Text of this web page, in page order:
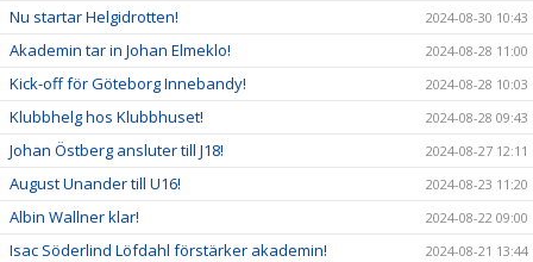
Nu startar Helgidrotten! 2024-08-30 10:43
Akademin tar in Johan Elmeklo! 2024-08-28 11:00
Kick-off för Göteborg Innebandy! 2024-08-28 10:03
Klubbhelg hos Klubbhuset! 2024-08-28 09:43
Johan Östberg ansluter till J18! 2024-08-27 12:11
August Unander till U16! 2024-08-23 11:20
Albin Wallner klar! 2024-08-22 09:00
Isac Söderlind Löfdahl förstärker akademin! 2024-08-21 13:44